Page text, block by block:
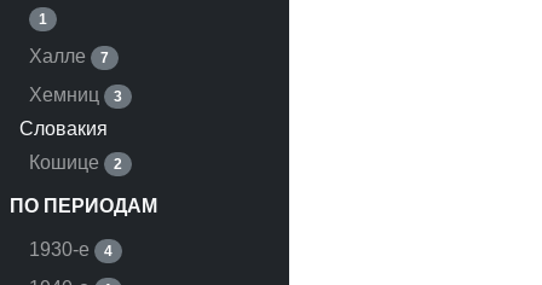
1
Халле 7
Хемниц 3
Словакия
Кошице
2
ПО ПЕРИОДАМ
1930-е 4